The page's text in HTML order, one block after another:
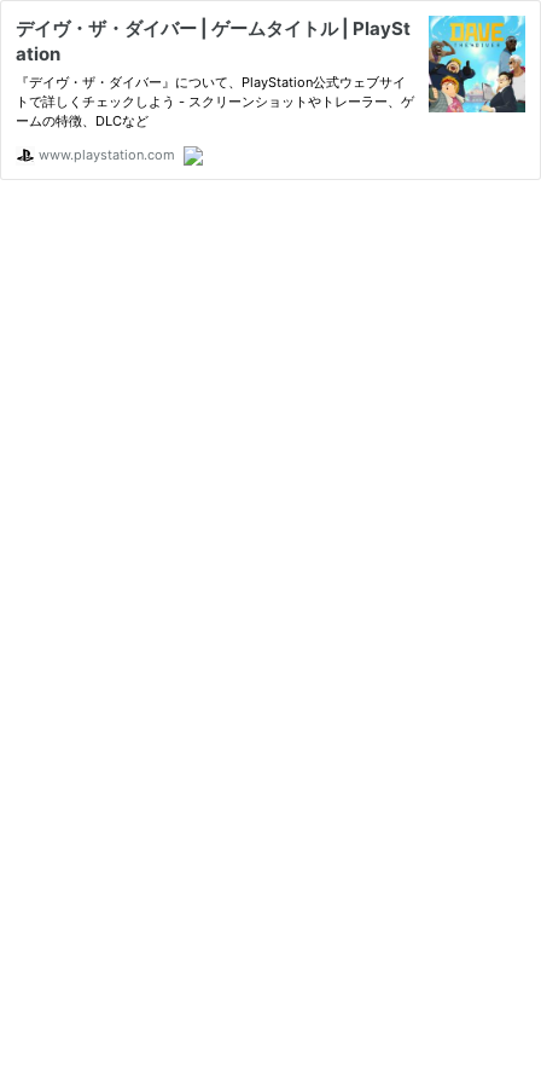
デイヴ・ザ・ダイバー | ゲームタイトル | PlaySt
ation
『デイヴ・ザ・ダイバー』について、PlayStation公式ウェブサイ
トで詳しくチェックしよう - スクリーンショットやトレーラー、ゲ
ームの特徴、DLCなど
www.playstation.com